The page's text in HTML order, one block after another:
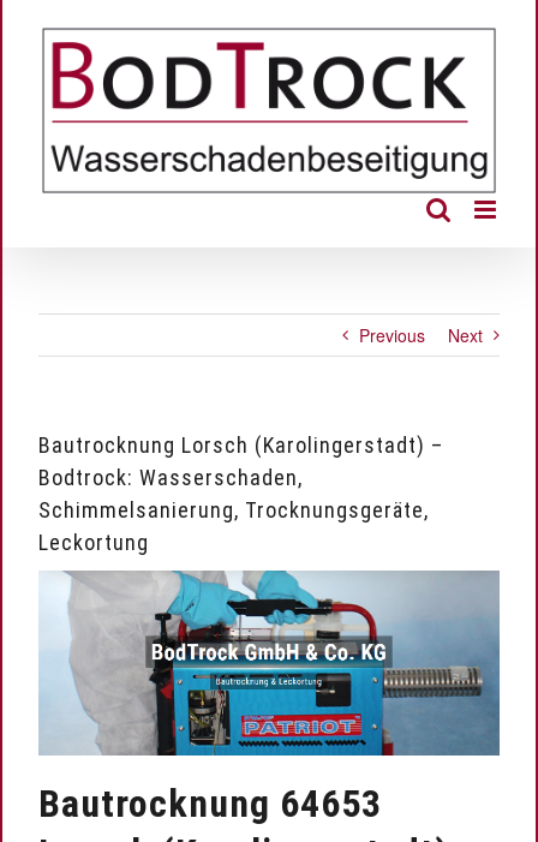
Previous Next
Bautrocknung Lorsch (Karolingerstadt) –
Bodtrock: Wasserschaden,
Schimmelsanierung, Trocknungsgeräte,
Leckortung
Bautrocknung 64653